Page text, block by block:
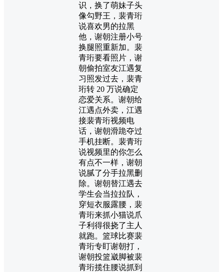
识，换了萌妹子头
像勾野王，裴青珩
说喜欢男的拉黑
他，谢朝注册小号
换腿照重新加。裴
青珩要看照片，谢
朝偷拍室友江遇复
习照发过去，裴青
珩转 20 万说确定
恋爱关系。谢朝给
江遇点外卖，江遇
接裴青珩视频电
话，谢朝滑跪夺过
手机挂断。裴青珩
说视频里的你怎么
有点不一样，谢朝
说腻了分手拉黑删
除。谢朝替江遇去
学生会当拉拉队，
穿短衣服露腰，裴
青珩来抓小猫说爪
子利得很挠了主人
就跑。篮球比赛裴
青珩专盯谢朝打，
谢朝投篮崴脚被裴
青珩揽住腰说抓到